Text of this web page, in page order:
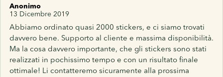
Anonimo
13 Dicembre 2019
Abbiamo ordinato quasi 2000 stickers, e ci siamo trovati
davvero bene. Supporto al cliente e massima disponibilità.
Ma la cosa davvero importante, che gli stickers sono stati
realizzati in pochissimo tempo e con un risultato finale
ottimale! Li contatteremo sicuramente alla prossima